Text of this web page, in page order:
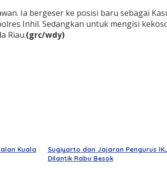
Ia bergeser ke posisi baru sebagai
Inhil. Sedangkan untuk mengisi
Riau.(grc/wdy)
Kuala
Sugiyarto dan Jajaran Pengurus
Dilantik Rabu Besok